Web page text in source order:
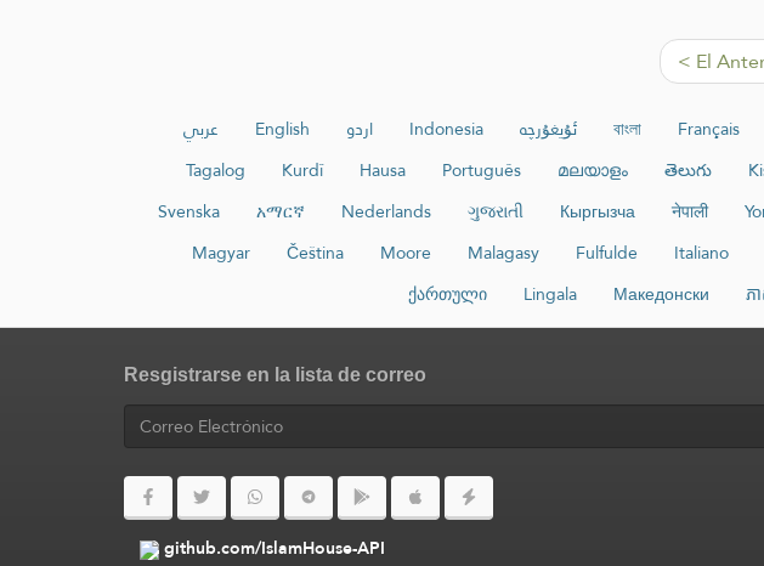
< El
عربي English اردو Indonesia ئۇيغۇرچە বাংলা Français
Tagalog
Kurdî Hausa Português മലയാളം తెలుగు
Svenska
አማርኛ Nederlands ગુજરાતી Кыргызча नेपाली
Magyar
Čeština Moore Malagasy Fulfulde Italiano
ქართული
Lingala Македонски ភ
Resgistrarse en la lista de correo
github.com/IslamHouse-API